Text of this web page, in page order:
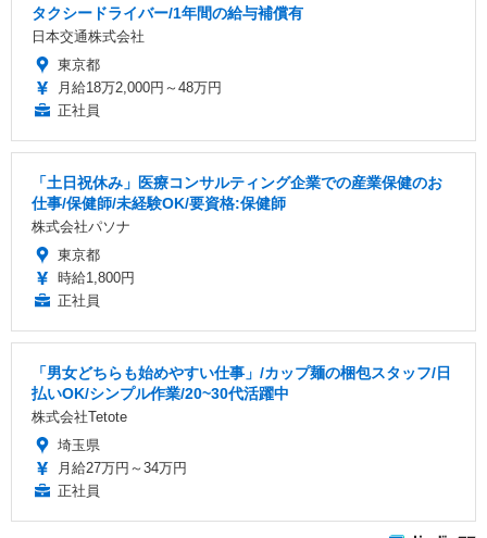
タクシードライバー/1年間の給与補償有
日本交通株式会社
東京都
月給18万2,000円～48万円
正社員
「土日祝休み」医療コンサルティング企業での産業保健のお
仕事/保健師/未経験OK/要資格:保健師
株式会社パソナ
東京都
時給1,800円
正社員
「男女どちらも始めやすい仕事」/カップ麺の梱包スタッフ/日
払いOK/シンプル作業/20~30代活躍中
株式会社Tetote
埼玉県
月給27万円～34万円
正社員